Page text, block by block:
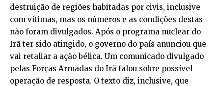
destruição de regiões habitadas por civis, inclusive
com vítimas, mas os números e as condições destas
não foram divulgados. Após o programa nuclear do
Irã ter sido atingido, o governo do país anunciou que
vai retaliar a ação bélica. Um comunicado divulgado
pelas Forças Armadas do Irã falou sobre possível
operação de resposta. O texto diz, inclusive, que